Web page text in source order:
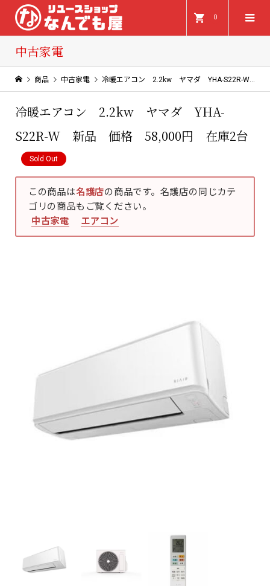
0
中古家電
商品 中古家電 冷暖エアコン 2.2kw ヤマダ YHA-S22R-W 新品 価格 58,000円 在庫2台
冷暖エアコン 2.2kw ヤマダ YHA-
S22R-W 新品 価格 58,000円 在庫2台
Sold Out
この商品は名護店の商品です。名護店の同じカテ
ゴリの商品もご覧ください。
中古家電
エアコン